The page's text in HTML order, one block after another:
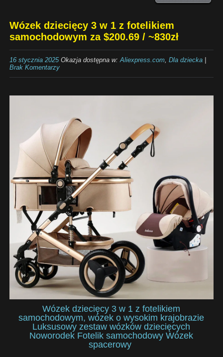
Wózek dziecięcy 3 w 1 z fotelikiem
samochodowym za $200.69 / ~830zł
16 stycznia 2025Okazja dostępna w:Aliexpress.com, Dla dziecka|
Brak Komentarzy
Wózek dziecięcy 3 w 1 z fotelikiem
samochodowym, wózek o wysokim krajobrazie
Luksusowy zestaw wózków dziecięcych
Noworodek Fotelik samochodowy Wózek
spacerowy